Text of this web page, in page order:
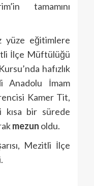
tamamını
yüze eğitimlere
İlçe Müftülüğü
hafızlık
Anadolu İmam
Kamer Tit,
bir sürede
mezun oldu.
Mezitli İlçe